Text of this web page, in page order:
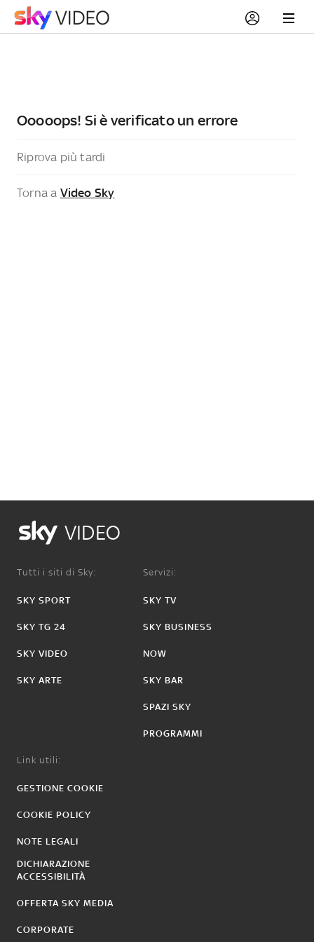
Ooooops! Si è verificato un errore
Riprova più tardi
Torna a Video Sky
VIDEO
Tutti i siti di Sky:
SKY SPORT
SKY TG 24
SKY VIDEO
SKY ARTE
Servizi:
SKY TV
SKY BUSINESS
NOW
SKY BAR
SPAZI SKY
PROGRAMMI
Link utili:
GESTIONE COOKIE
COOKIE POLICY
NOTE LEGALI
DICHIARAZIONE
ACCESSIBILITÀ
OFFERTA SKY MEDIA
CORPORATE